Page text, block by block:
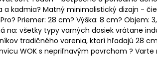
kadmia? Matný minimalistický dizajn -
Priemer: 28 cm? Výška: 8 cm? Objem:
všetky typy varných dosiek vrátane
tradičného varenia, ktorí hľadajú 28
WOK s nepriľnavým povrchom ? Varte